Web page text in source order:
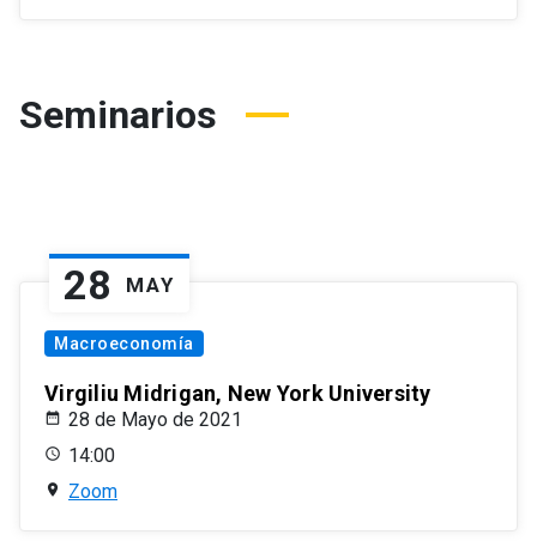
Seminarios
28 MAY
Macroeconomía
Virgiliu Midrigan, New York University
28 de Mayo de 2021
14:00
Zoom